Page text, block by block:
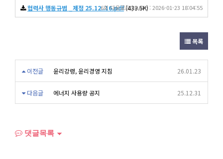
협력사 행동규범 _제정 25.12..16.pdf(433.5K)
6회 다운로드 | DATE : 2026-01-23 18:04:55
목록
이전글 윤리강령, 윤리경영 지침 26.01.23
다음글 에너지 사용량 공지 25.12.31
댓글목록